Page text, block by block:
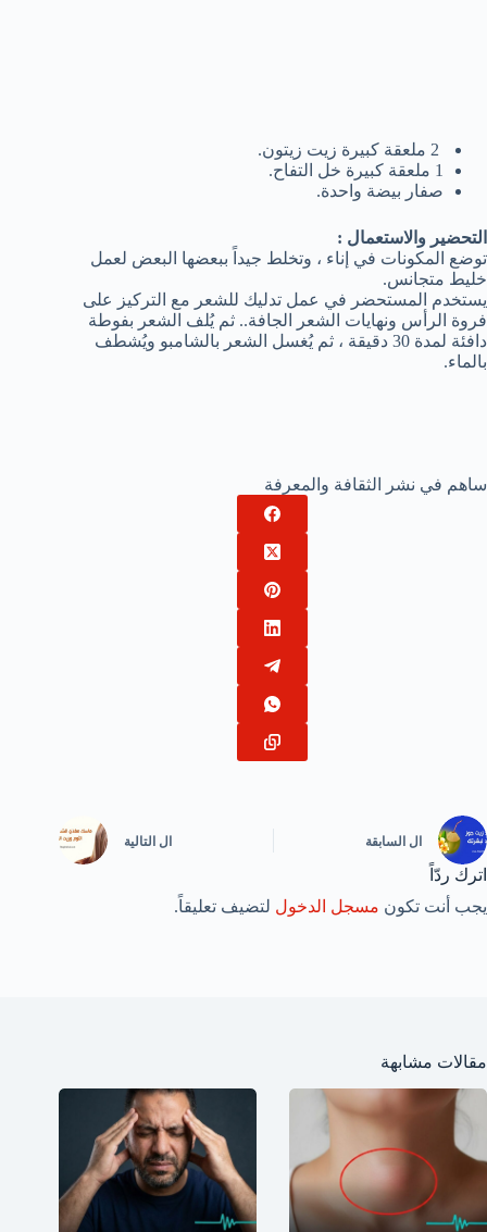
1 ملعقة كبيرة خل التفاح.
صفار بيضة واحدة.
التحضير والاستعمال :
توضع المكونات في إناء ، وتخلط جيداً ببعضها البعض لعمل
خليط متجانس.
يستخدم المستحضر في عمل تدليك للشعر مع التركيز على
فروة الرأس ونهايات الشعر الجافة.. ثم يُلف الشعر بفوطة
دافئة لمدة 30 دقيقة ، ثم يُغسل الشعر بالشامبو ويُشطف
بالماء.
ساهم في نشر الثقافة والمعرفة
ال السابقة ال التالية
اترك ردّاً
يجب أنت تكون مسجل الدخول لتضيف تعليقاً.
مقالات مشابهة